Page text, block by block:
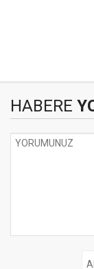
HABERE